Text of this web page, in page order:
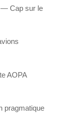
— Cap sur le
AOPA
pragmatique